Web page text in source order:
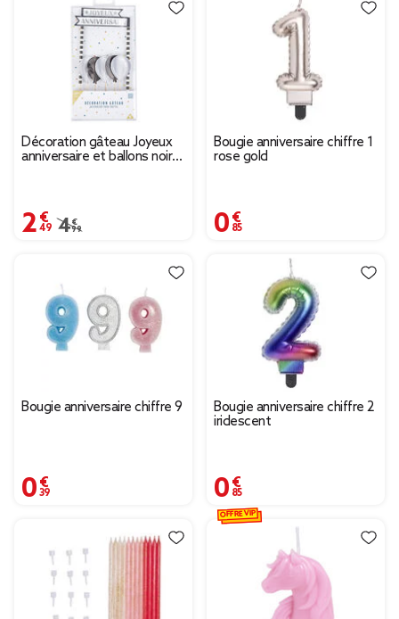
Décoration gâteau Joyeux
anniversaire et ballons noirs
2,49 €
Prix remisé de 4,99 € à 2,49 €
4,99 €
Bougie anniversaire chiffre 1
rose gold
0,85 €
Bougie anniversaire chiffre 9
0,39 €
Bougie anniversaire chiffre 2
iridescent
0,85 €
OFFRE VIP